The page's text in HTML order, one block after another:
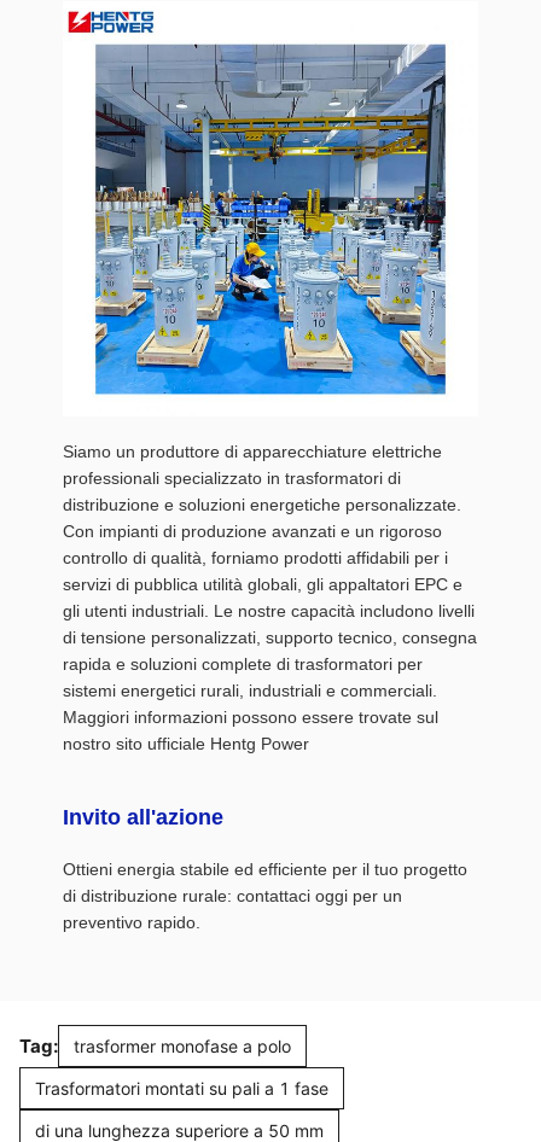
Siamo un produttore di apparecchiature elettriche
professionali specializzato in trasformatori di
distribuzione e soluzioni energetiche personalizzate.
Con impianti di produzione avanzati e un rigoroso
controllo di qualità, forniamo prodotti affidabili per i
servizi di pubblica utilità globali, gli appaltatori EPC e
gli utenti industriali. Le nostre capacità includono livelli
di tensione personalizzati, supporto tecnico, consegna
rapida e soluzioni complete di trasformatori per
sistemi energetici rurali, industriali e commerciali.
Maggiori informazioni possono essere trovate sul
nostro sito ufficiale Hentg Power
Invito all'azione
Ottieni energia stabile ed efficiente per il tuo progetto
di distribuzione rurale: contattaci oggi per un
preventivo rapido.
Tag: trasformer monofase a polo
Trasformatori montati su pali a 1 fase
di una lunghezza superiore a 50 mm